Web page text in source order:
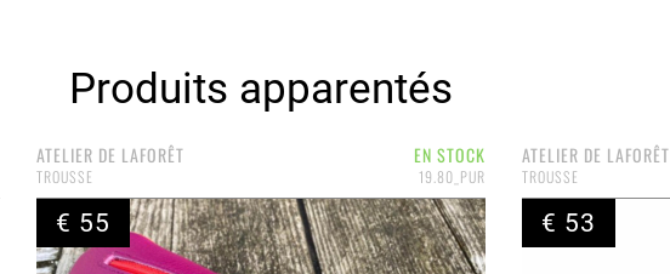
Produits apparentés
EN STOCK
ATELIER DE LAFORÊT
19.80_PUR
TROUSSE
€ 55
ATELIER DE LAFORÊT
TROUSSE
€ 53